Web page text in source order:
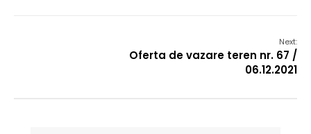
Next:
Oferta de vazare teren nr. 67 /
06.12.2021